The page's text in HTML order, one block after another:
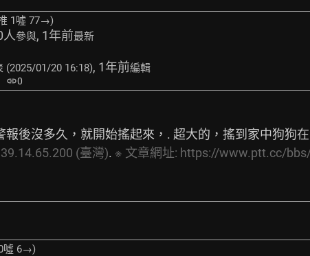
1噓 77→)
參與, 1年前最新
(2025/01/20 16:18), 1年前編輯
link0
報後沒多久，就開始搖起來，. 超大的，搖到家中狗狗
39.14.65.200 (臺灣). ※ 文章網址: https://www.ptt.cc/
噓 6→)